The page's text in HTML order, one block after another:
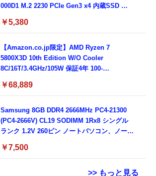
000D1 M.2 2230 PCIe Gen3 x4 内蔵SSD 読
DP/N 0MMJYX OEM バルク
￥5,380
【Amazon.co.jp限定】AMD Ryzen 7
5800X3D 10th Edition W/O Cooler
8C/16T/3.4GHz/105W 保証4年 100-
￥68,889
Samsung 8GB DDR4 2666MHz PC4-21300
(PC4-2666V) CL19 SODIMM 1Rx8 シングル
ランク 1.2V 260ピン ノートパソコン、ノート
￥7,500
>> もっと見る